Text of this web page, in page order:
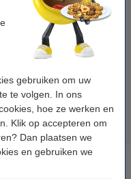
gebruiken om uw
te volgen. In ons
hoe ze werken en
Klik op accepteren om
Dan plaatsen we
en gebruiken we
Aanbieding: 10x 123inkt
cursusblok A4 gelijnd 70 g/m²
100 vellen
€ 26,55 Incl. 21% btw